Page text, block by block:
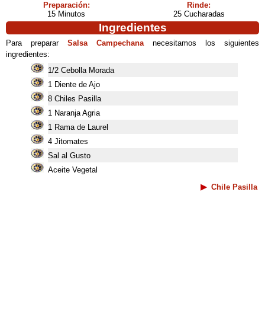
Preparación:
15 Minutos
Rinde:
25 Cucharadas
Ingredientes
Para preparar Salsa Campechananecesitamos los siguientes
ingredientes:
1/2 Cebolla Morada
1 Diente de Ajo
8 Chiles Pasilla
1 Naranja Agria
1 Rama de Laurel
4 Jitomates
Sal al Gusto
Aceite Vegetal
Chile Pasilla